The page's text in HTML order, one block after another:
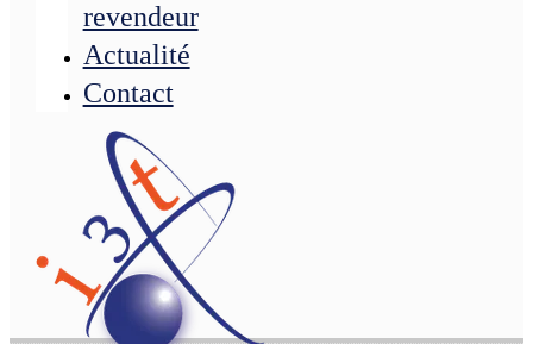
revendeur
Actualité
Contact